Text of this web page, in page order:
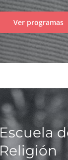
Ver programas
Escuela
Religión